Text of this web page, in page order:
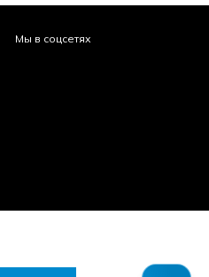
Мы в соцсетях